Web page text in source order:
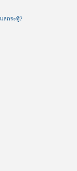
ลกระทู้?